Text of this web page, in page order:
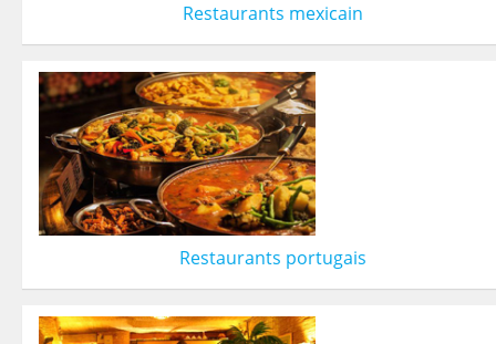
Restaurants mexicain
Restaurants portugais